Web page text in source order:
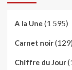
A la Une (1 595)
Carnet noir(129)
Chiffre du Jour